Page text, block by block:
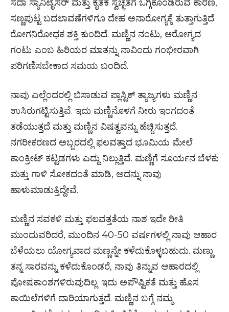
ಸದಾ ಸ್ಯಾನಿಟೈಸರ್ ಮತ್ತು ಕೃತಕ ಸ್ವಚ್ಛತೆಗೆ ಒಗ್ಗಿಕೊಂಡಿರುವ ಕಾರಣ,
ಸಣ್ಣಪುಟ್ಟ ಬದಲಾವಣೆಗಳಿಗೂ ದೇಹ ಅನಾರೋಗ್ಯಕ್ಕೆ ತುತ್ತಾಗುತ್ತಿದೆ.
ರೋಗನಿರೋಧಕ ಶಕ್ತಿ ಕುಂದಿದೆ. ಮಣ್ಣಿನ ನಂಟು, ಆರೋಗ್ಯದ
ಗಂಟು ಎಂಬ ಹಿರಿಯರ ಮಾತನ್ನು ನಾವಿಂದು ಗಂಭೀರವಾಗಿ
ಪರಿಗಣಿಸಬೇಕಾದ ಸಮಯ ಬಂದಿದೆ.
ನಾವು ಎಲ್ಲೆಂದರಲ್ಲಿ ಬಿಸಾಡುವ ಪ್ಲಾಸ್ಟಿಕ್ ತ್ಯಾಜ್ಯಗಳು ಮಣ್ಣಿನ
ಉಸಿರುಗಟ್ಟಿಸುತ್ತಿವೆ. ಇದು ಮಣ್ಣಿನೊಳಗೆ ನೀರು ಇಂಗದಂತೆ
ತಡೆಯುತ್ತದೆ ಮತ್ತು ಮಣ್ಣಿನ ವಿಷತ್ವವನ್ನು ಹೆಚ್ಚಿಸುತ್ತದೆ.
ನಗರೀಕರಣದ ಅಬ್ಬರದಲ್ಲಿ ಫಲವತ್ತಾದ ಭೂಮಿಯ ಮೇಲೆ
ಕಾಂಕ್ರೀಟ್ ಕಟ್ಟಡಗಳು ಎದ್ದು ನಿಲ್ಲುತ್ತಿವೆ. ಮಣ್ಣಿಗೆ ಸೂರ್ಯನ ಬೆಳಕು
ಮತ್ತು ಗಾಳಿ ಸೋಕದಂತೆ ಮಾಡಿ, ಅದನ್ನು ನಾವು
ಹಾಳುಮಾಡುತ್ತಿದ್ದೇವೆ.
ಮಣ್ಣಿನ ಸವಕಳಿ ಮತ್ತು ಫಲವತ್ತತೆಯ ನಾಶ ಇದೇ ರೀತಿ
ಮುಂದುವರಿದರೆ, ಮುಂದಿನ 40-50 ವರ್ಷಗಳಲ್ಲಿ ನಾವು ಆಹಾರ
ಬೆಳೆಯಲು ಯೋಗ್ಯವಾದ ಮಣ್ಣನ್ನೇ ಕಳೆದುಕೊಳ್ಳಬಹುದು. ಮಣ್ಣು
ತನ್ನ ಸಾರವನ್ನು ಕಳೆದುಕೊಂಡರೆ, ನಾವು ತಿನ್ನುವ ಆಹಾರದಲ್ಲಿ
ಪೋಷಕಾಂಶಗಳಿರುವುದಿಲ್ಲ. ಇದು ಅಪೌಷ್ಟಿಕತೆ ಮತ್ತು ಹೊಸ
ಕಾಯಿಲೆಗಳಿಗೆ ದಾರಿಯಾಗುತ್ತದೆ. ಮಣ್ಣಿನ ಬಗ್ಗೆ ನಮ್ಮ